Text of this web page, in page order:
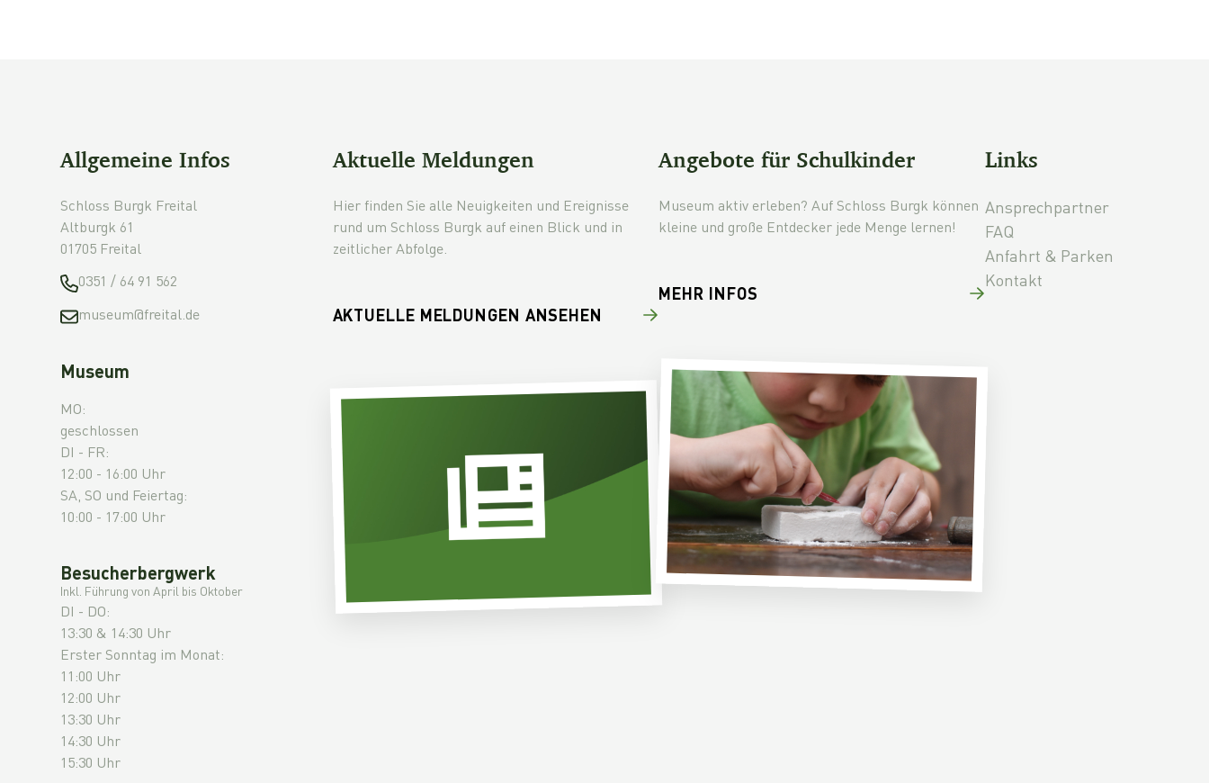
Allgemeine Infos
Schloss Burgk Freital
Altburgk 61
01705 Freital
0351 / 64 91 562
museum@freital.de
Museum
MO:
geschlossen
DI - FR:
12:00 - 16:00 Uhr
SA, SO und Feiertag:
10:00 - 17:00 Uhr
Besucherbergwerk
Inkl. Führung von April bis Oktober
DI - DO:
13:30 & 14:30 Uhr
Erster Sonntag im Monat:
11:00 Uhr
12:00 Uhr
13:30 Uhr
14:30 Uhr
15:30 Uhr
Aktuelle Meldungen
Hier finden Sie alle Neuigkeiten und Ereignisse
rund um Schloss Burgk auf einen Blick und in
zeitlicher Abfolge.
AKTUELLE MELDUNGEN ANSEHEN
Angebote für Schulkinder
Museum aktiv erleben? Auf Schloss Burgk können
kleine und große Entdecker jede Menge lernen!
MEHR INFOS
Links
Ansprechpartner
FAQ
Anfahrt & Parken
Kontakt